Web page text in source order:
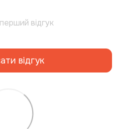
відгук
відгук